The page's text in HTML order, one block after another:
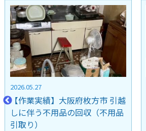
2026.05.23
【作業実績】大阪市淀川区 引越
しに伴う不用品の回収（不用品
引取り）